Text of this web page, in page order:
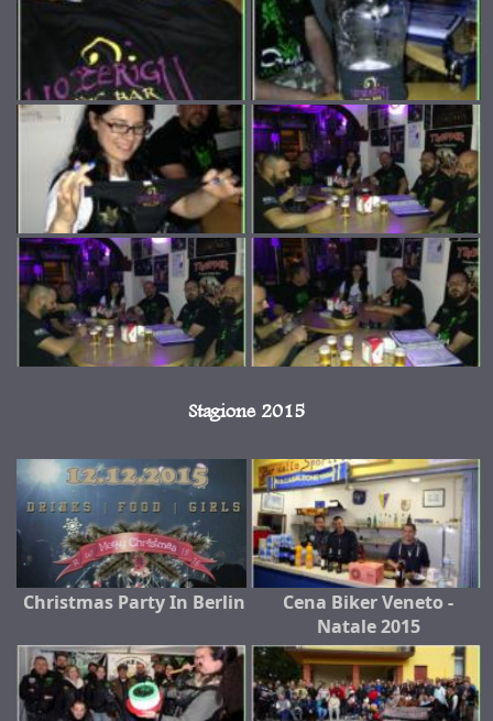
Stagione 2015
Christmas Party In Berlin
Cena Biker Veneto -
Natale 2015